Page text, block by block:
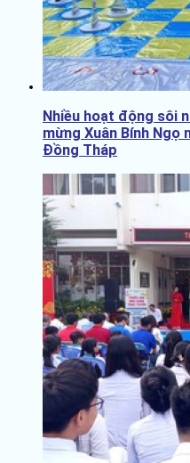
Nhiều hoạt động sôi
mừng Xuân Bính Ngọ
Đồng Tháp